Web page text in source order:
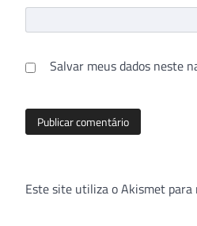
Salvar meus dados neste
Este site utiliza o Akismet para